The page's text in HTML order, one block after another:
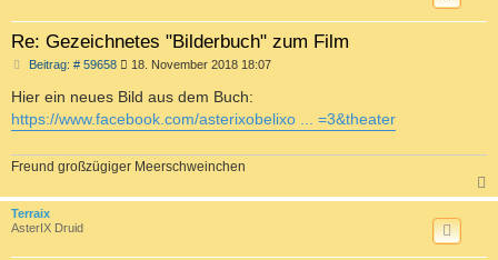
Re: Gezeichnetes "Bilderbuch" zum Film
Beitrag: # 59658B
r
a
18. November 2018 18:07
Hier ein neues Bild aus dem Buch:
https://www.facebook.com/asterixobelixo ... =3&theater
Freund großzügiger Meerschweinchen
a
Terraix
AsterIX Druid